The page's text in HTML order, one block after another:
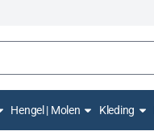
Hengel | Molen Kleding